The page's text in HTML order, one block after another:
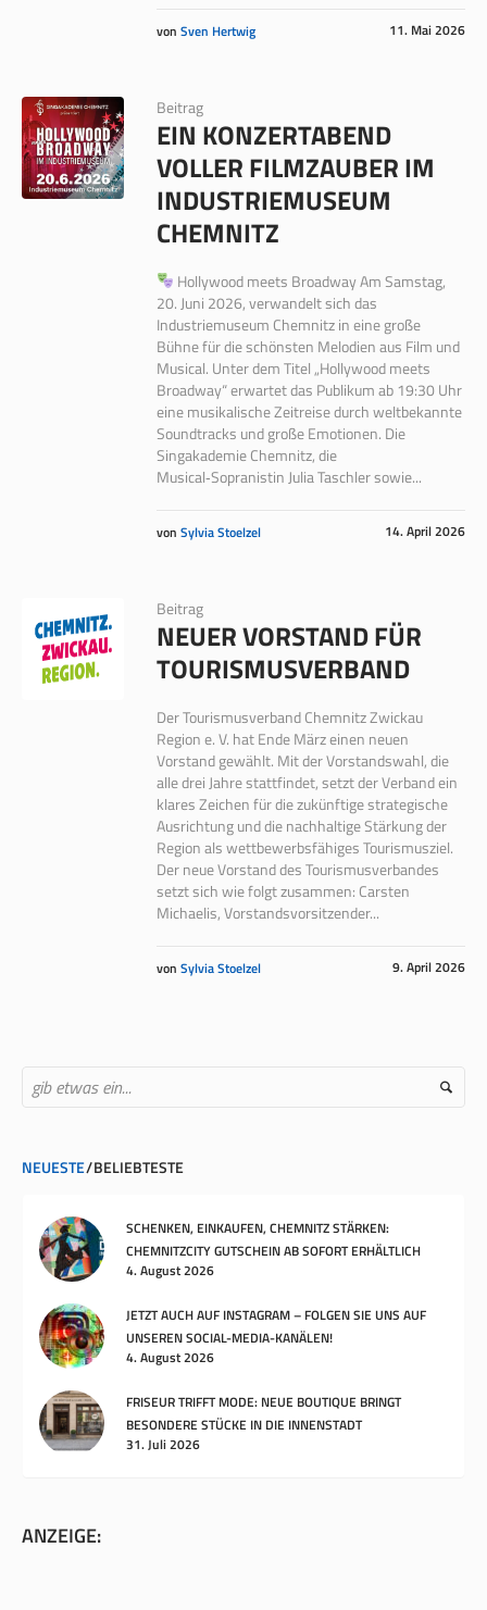
11. Mai 2026
von Sven Hertwig
Beitrag
EIN KONZERTABEND
VOLLER FILMZAUBER IM
INDUSTRIEMUSEUM
CHEMNITZ
Hollywood meets Broadway Am Samstag,
20. Juni 2026, verwandelt sich das
Industriemuseum Chemnitz in eine große
Bühne für die schönsten Melodien aus Film und
Musical. Unter dem Titel „Hollywood meets
Broadway“ erwartet das Publikum ab 19:30 Uhr
eine musikalische Zeitreise durch weltbekannte
Soundtracks und große Emotionen. Die
Singakademie Chemnitz, die
Musical‑Sopranistin Julia Taschler sowie...
14. April 2026
von Sylvia Stoelzel
Beitrag
NEUER VORSTAND FÜR
TOURISMUSVERBAND
Der Tourismusverband Chemnitz Zwi­ckau
Region e. V. hat Ende März einen neuen
Vorstand gewählt. Mit der Vor­standswahl, die
alle drei Jahre stattfin­det, setzt der Verband ein
klares Zei­chen für die zukünftige strategische
Ausrichtung und die nachhaltige Stär­kung der
Region als wettbewerbsfähi­ges Tourismusziel.
Der neue Vorstand des Tourismusver­bandes
setzt sich wie folgt zusammen: Carsten
Michaelis, Vorstandsvorsit­zender...
9. April 2026
von Sylvia Stoelzel
NEUESTE BELIEBTESTE
SCHENKEN, EINKAUFEN, CHEMNITZ STÄRKEN:
CHEMNITZCITY GUTSCHEIN AB SOFORT ERHÄLTLICH
4. August 2026
JETZT AUCH AUF INSTAGRAM – FOLGEN SIE UNS AUF
UNSEREN SOCIAL-MEDIA-KANÄLEN!
4. August 2026
FRISEUR TRIFFT MODE: NEUE BOUTIQUE BRINGT
BESONDERE STÜCKE IN DIE INNENSTADT
31. Juli 2026
ANZEIGE: